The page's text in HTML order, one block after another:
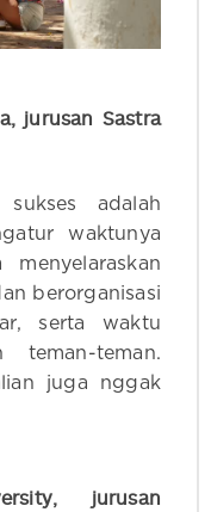
jurusan Sastra
adalah
waktunya
berorganisasi
serta waktu
teman-teman.
juga nggak
jurusan